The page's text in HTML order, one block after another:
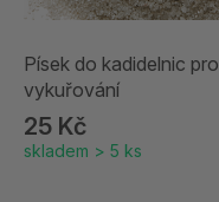
Písek do kadidelnic pro
vykuřování
25 Kč
skladem > 5 ks